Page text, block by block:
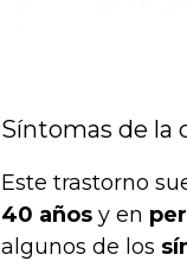
Síntomas de la
Este trastorno
40 años y en
algunos de los